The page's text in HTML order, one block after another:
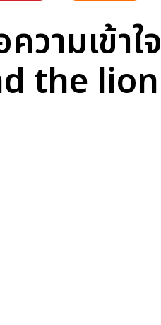
ามเข้าใจ
the lion